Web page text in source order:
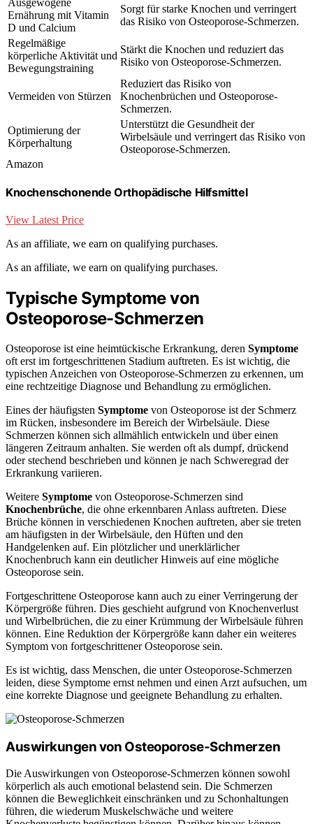
Ernährung mit Vitamin
D und Calcium
Sorgt für starke Knochen und verringert
das Risiko von Osteoporose-Schmerzen.
Regelmäßige
körperliche Aktivität und
Bewegungstraining
Stärkt die Knochen und reduziert das
Risiko von Osteoporose-Schmerzen.
Vermeiden von Stürzen
Reduziert das Risiko von
Knochenbrüchen und Osteoporose-
Schmerzen.
Optimierung der
Körperhaltung
Unterstützt die Gesundheit der
Wirbelsäule und verringert das Risiko von
Osteoporose-Schmerzen.
Amazon
Knochenschonende Orthopädische Hilfsmittel
View Latest Price
As an affiliate, we earn on qualifying purchases.
As an affiliate, we earn on qualifying purchases.
Typische Symptome von
Osteoporose-Schmerzen
Osteoporose ist eine heimtückische Erkrankung, deren Symptome
oft erst im fortgeschrittenen Stadium auftreten. Es ist wichtig, die
typischen Anzeichen von Osteoporose-Schmerzen zu erkennen, um
eine rechtzeitige Diagnose und Behandlung zu ermöglichen.
Eines der häufigsten Symptome von Osteoporose ist der Schmerz
im Rücken, insbesondere im Bereich der Wirbelsäule. Diese
Schmerzen können sich allmählich entwickeln und über einen
längeren Zeitraum anhalten. Sie werden oft als dumpf, drückend
oder stechend beschrieben und können je nach Schweregrad der
Erkrankung variieren.
Weitere Symptome von Osteoporose-Schmerzen sind
Knochenbrüche, die ohne erkennbaren Anlass auftreten. Diese
Brüche können in verschiedenen Knochen auftreten, aber sie treten
am häufigsten in der Wirbelsäule, den Hüften und den
Handgelenken auf. Ein plötzlicher und unerklärlicher
Knochenbruch kann ein deutlicher Hinweis auf eine mögliche
Osteoporose sein.
Fortgeschrittene Osteoporose kann auch zu einer Verringerung der
Körpergröße führen. Dies geschieht aufgrund von Knochenverlust
und Wirbelbrüchen, die zu einer Krümmung der Wirbelsäule führen
können. Eine Reduktion der Körpergröße kann daher ein weiteres
Symptom von fortgeschrittener Osteoporose sein.
Es ist wichtig, dass Menschen, die unter Osteoporose-Schmerzen
leiden, diese Symptome ernst nehmen und einen Arzt aufsuchen, um
eine korrekte Diagnose und geeignete Behandlung zu erhalten.
Auswirkungen von Osteoporose-Schmerzen
Die Auswirkungen von Osteoporose-Schmerzen können sowohl
körperlich als auch emotional belastend sein. Die Schmerzen
können die Beweglichkeit einschränken und zu Schonhaltungen
führen, die wiederum Muskelschwäche und weitere